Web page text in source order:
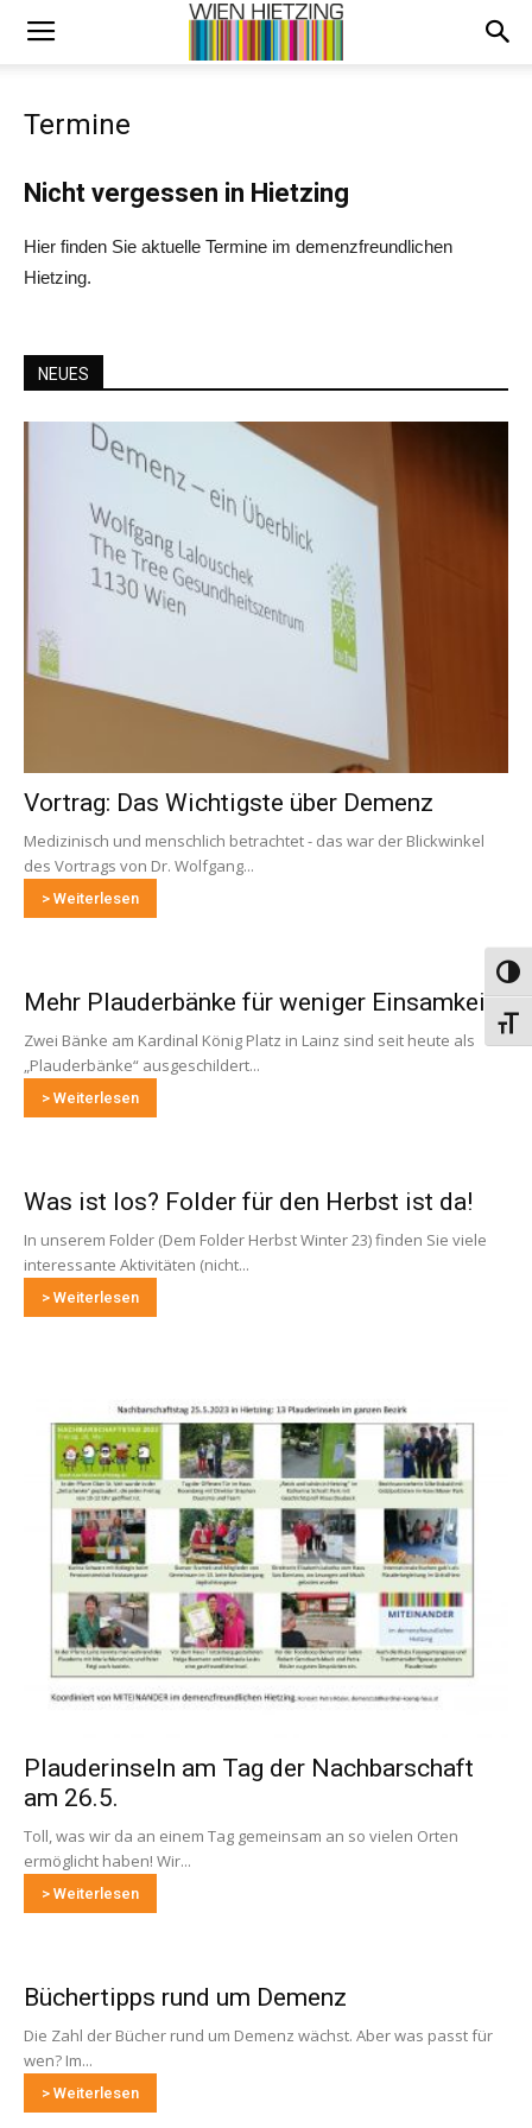
Termine
Nicht vergessen in Hietzing
Hier finden Sie aktuelle Termine im demenzfreundlichen
Hietzing.
NEUES
Vortrag: Das Wichtigste über Demenz
Medizinisch und menschlich betrachtet - das war der Blickwinkel
des Vortrags von Dr. Wolfgang...
> Weiterlesen
Mehr Plauderbänke für weniger Einsamkeit
Zwei Bänke am Kardinal König Platz in Lainz sind seit heute als
„Plauderbänke“ ausgeschildert...
> Weiterlesen
Was ist los? Folder für den Herbst ist da!
In unserem Folder (Dem Folder Herbst Winter 23) finden Sie viele
interessante Aktivitäten (nicht...
> Weiterlesen
Plauderinseln am Tag der Nachbarschaft
am 26.5.
Toll, was wir da an einem Tag gemeinsam an so vielen Orten
ermöglicht haben! Wir...
> Weiterlesen
Büchertipps rund um Demenz
Die Zahl der Bücher rund um Demenz wächst. Aber was passt für
wen? Im...
> Weiterlesen